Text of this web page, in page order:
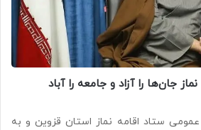
جان‌ها را آزاد و جامعه را آباد
ستاد اقامه نماز استان قزوین و به